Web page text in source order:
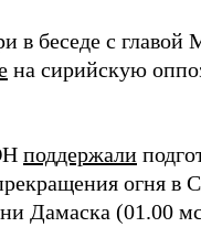
в беседе с
на сирийскую
поддержали
огня в
Дамаска (01.00